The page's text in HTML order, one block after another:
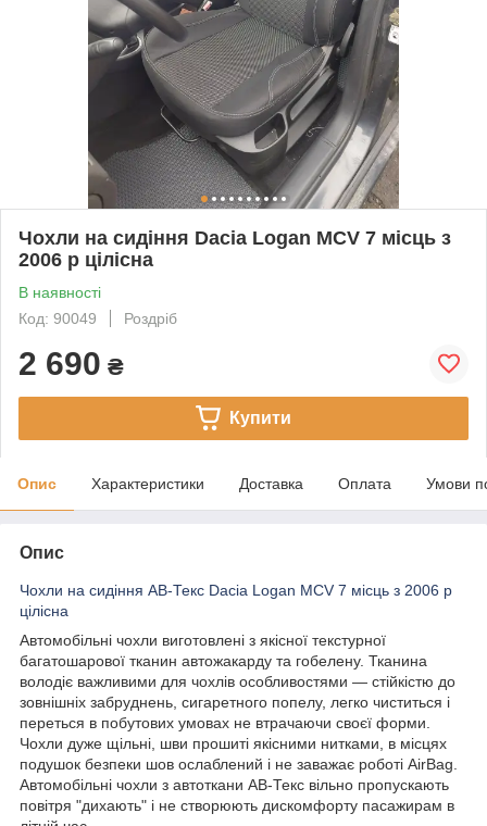
Чохли на сидіння Dacia Logan MCV 7 місць з
2006 р цілісна
В наявності
Код: 90049
Роздріб
2 690 ₴
Купити
Опис Характеристики Доставка Оплата Умови
Опис
Чохли на сидіння АВ-Текс Dacia Logan MCV 7 місць з 2006 р
цілісна
Автомобільні чохли виготовлені з якісної текстурної
багатошарової тканин автожакарду та гобелену. Тканина
володіє важливими для чохлів особливостями — стійкістю до
зовнішніх забруднень, сигаретного попелу, легко чиститься і
переться в побутових умовах не втрачаючи своєї форми.
Чохли дуже щільні, шви прошиті якісними нитками, в місцях
подушок безпеки шов ослаблений і не заважає роботі AirBag.
Автомобільні чохли з автоткани АВ-Текс вільно пропускають
повітря "дихають" і не створюють дискомфорту пасажирам в